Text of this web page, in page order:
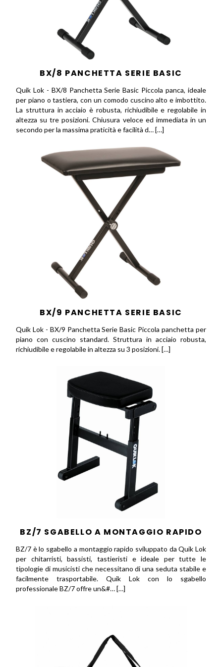
BX/8 PANCHETTA SERIE BASIC
Quik Lok - BX/8 Panchetta Serie Basic Piccola panca, ideale
per piano o tastiera, con un comodo cuscino alto e imbottito.
La struttura in acciaio è robusta, richiudibile e regolabile in
altezza su tre posizioni. Chiusura veloce ed immediata in un
secondo per la massima praticità e facilità d… […]
BX/9 PANCHETTA SERIE BASIC
Quik Lok - BX/9 Panchetta Serie Basic Piccola panchetta per
piano con cuscino standard. Struttura in acciaio robusta,
richiudibile e regolabile in altezza su 3 posizioni. […]
BZ/7 SGABELLO A MONTAGGIO RAPIDO
BZ/7 è lo sgabello a montaggio rapido sviluppato da Quik Lok
per chitarristi, bassisti, tastieristi e ideale per tutte le
tipologie di musicisti che necessitano di una seduta stabile e
facilmente trasportabile. Quik Lok con lo sgabello
professionale BZ/7 offre un&#… […]